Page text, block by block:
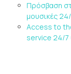
Πρόσβαση
μουσικές
Access to
service 24/7